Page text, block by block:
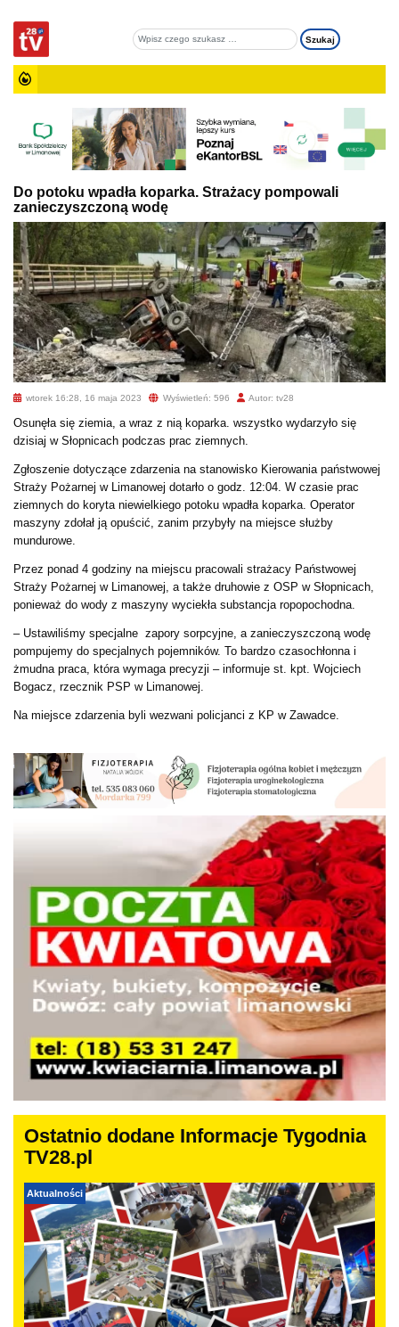
Do potoku wpadła koparka. Strażacy pompowali
zanieczyszczoną wodę
wtorek 16:28, 16 maja 2023 Wyświetleń: 596 Autor: tv28
Osunęła się ziemia, a wraz z nią koparka. wszystko wydarzyło się
dzisiaj w Słopnicach podczas prac ziemnych.
Zgłoszenie dotyczące zdarzenia na stanowisko Kierowania państwowej
Straży Pożarnej w Limanowej dotarło o godz. 12:04. W czasie prac
ziemnych do koryta niewielkiego potoku wpadła koparka. Operator
maszyny zdołał ją opuścić, zanim przybyły na miejsce służby
mundurowe.
Przez ponad 4 godziny na miejscu pracowali strażacy Państwowej
Straży Pożarnej w Limanowej, a także druhowie z OSP w Słopnicach,
ponieważ do wody z maszyny wyciekła substancja ropopochodna.
– Ustawiliśmy specjalne zapory sorpcyjne, a zanieczyszczoną wodę
pompujemy do specjalnych pojemników. To bardzo czasochłonna i
żmudna praca, która wymaga precyzji – informuje st. kpt. Wojciech
Bogacz, rzecznik PSP w Limanowej.
Na miejsce zdarzenia byli wezwani policjanci z KP w Zawadce.
Ostatnio dodane Informacje Tygodnia
TV28.pl
Aktualności